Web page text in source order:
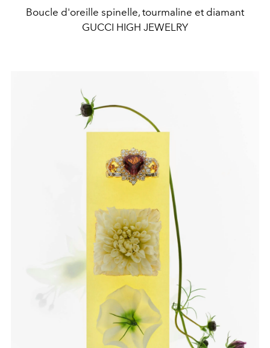
Boucle d'oreille spinelle, tourmaline et diamant
GUCCI HIGH JEWELRY